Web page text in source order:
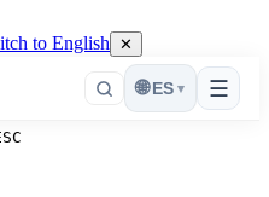
to English ✕
☰
🌐 ES ▾